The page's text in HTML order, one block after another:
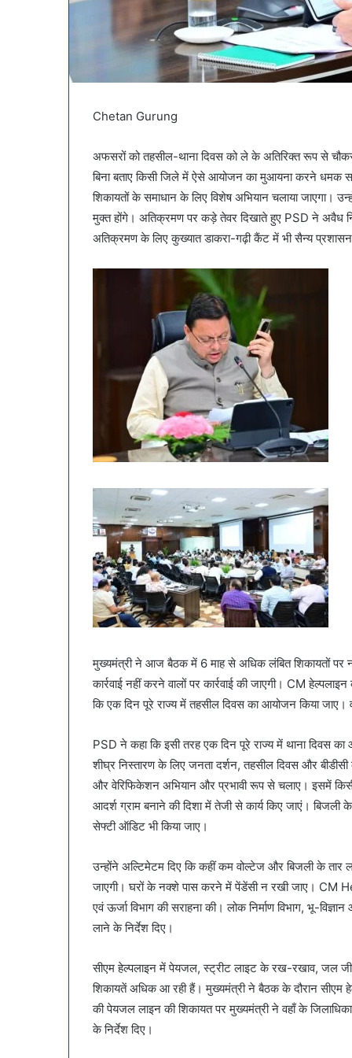
Chetan Gurung
अफसरों को तहसील-थाना दिवस को ले के अतिरिक्त रूप से
बिना बताए किसी जिले में ऐसे आयोजन का मुआयना करने धमक
शिकायतों के समाधान के लिए विशेष अभियान चलाया जाएगा।
मुक्त होंगे। अतिक्रमण पर कड़े तेवर दिखाते हुए PSD ने अवैध
अतिक्रमण के लिए कुख्यात डाकरा-गढ़ी कैंट में भी सैन्य
मुख्यमंत्री ने आज बैठक में 6 माह से अधिक लंबित शिकायतों पर
कार्रवाई नहीं करने वालों पर कार्रवाई की जाएगी। CM
कि एक दिन पूरे राज्य में तहसील दिवस का आयोजन किया
PSD ने कहा कि इसी तरह एक दिन पूरे राज्य में थाना दिवस
शीघ्र निस्तारण के लिए जनता दर्शन, तहसील दिवस और
और वेरिफिकेशन अभियान और प्रभावी रूप से चलाए। इसमें
आदर्श ग्राम बनाने की दिशा में तेजी से कार्य किए जाएं। बिजली
सेफ्टी ऑडिट भी किया जाए।
उन्होंने अल्टिमेटम दिए कि कहीं कम वोल्टेज और बिजली के तार
जाएगी। घरों के नक्शे पास करने में पेंडेंसी न रखी जाए। CM
एवं ऊर्जा विभाग की सराहना की। लोक निर्माण विभाग, भू-
लाने के निर्देश दिए।
सीएम हेल्पलाइन में पेयजल, स्ट्रीट लाइट के रख-रखाव, जल
शिकायतें अधिक आ रही हैं। मुख्यमंत्री ने बैठक के दौरान सीएम
की पेयजल लाइन की शिकायत पर मुख्यमंत्री ने वहाँ के
के निर्देश दिए।